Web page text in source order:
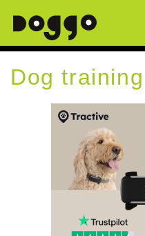
Dog